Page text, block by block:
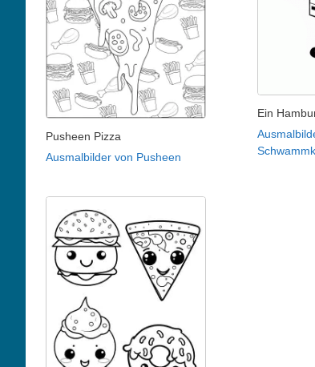
Pusheen Pizza
Ausmalbilder von Pusheen
Ein